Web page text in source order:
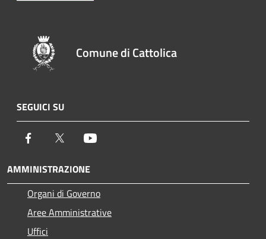
Comune di Cattolica
SEGUICI SU
Facebook Twitter
AMMINISTRAZIONE
Organi di Governo
Aree Amministrative
Uffici